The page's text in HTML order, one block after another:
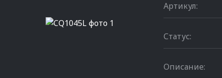
Артикул:
Статус:
Описание: